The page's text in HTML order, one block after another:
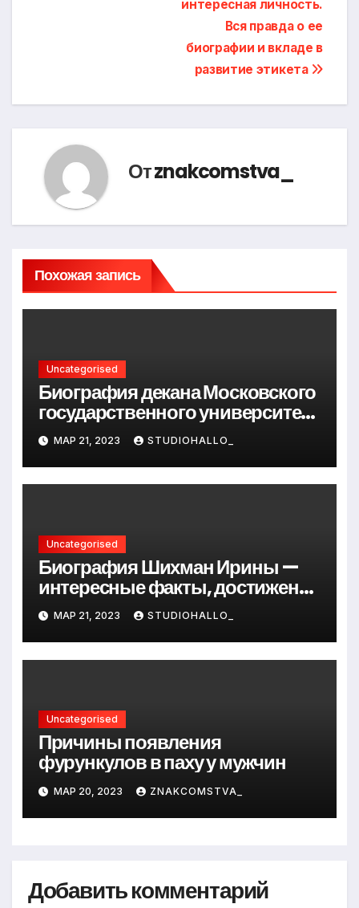
интересная личность.
Вся правда о ее
биографии и вкладе в
развитие этикета
Отznakcomstva_
Похожая запись
Uncategorised
Биография декана Московского
государственного университета
Андрея Сидорова — от студента
до руководителя
МАР 21, 2023 STUDIOHALLO_
Uncategorised
Биография Шихман Ирины —
интересные факты, достижения
и путь к успеху
МАР 21, 2023 STUDIOHALLO_
Uncategorised
Причины появления
фурункулов в паху у мужчин
МАР 20, 2023 ZNAKCOMSTVA_
Добавить комментарий